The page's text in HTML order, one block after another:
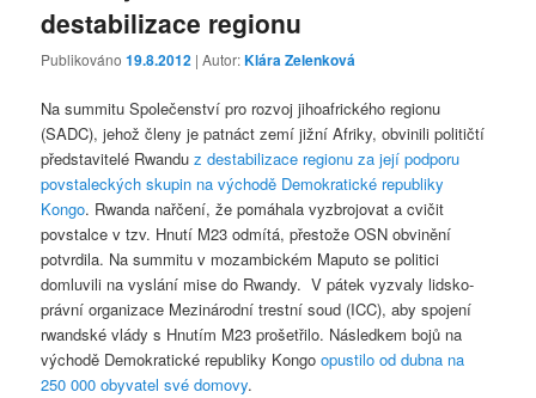
destabilizace regionu
Publikováno19.8.2012 | Autor:Klára Zelenková
Na summitu Společenství pro rozvoj jihoafrického regionu
(SADC), jehož členy je patnáct zemí jižní Afriky, obvinili političtí
představitelé Rwandu z destabilizace regionu za její podporu
povstaleckých skupin na východě Demokratické republiky
Kongo. Rwanda nařčení, že pomáhala vyzbrojovat a cvičit
povstalce v tzv. Hnutí M23 odmítá, přestože OSN obvinění
potvrdila. Na summitu v mozambickém Maputo se politici
domluvili na vyslání mise do Rwandy. V pátek vyzvaly lidsko-
právní organizace Mezinárodní trestní soud (ICC), aby spojení
rwandské vlády s Hnutím M23 prošetřilo. Následkem bojů na
východě Demokratické republiky Kongoopustilo od dubna na
250 000 obyvatel své domovy.